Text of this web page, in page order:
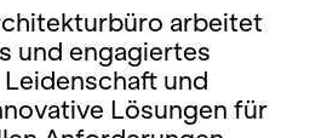
arbeitet
und engagiertes
und
Lösungen für